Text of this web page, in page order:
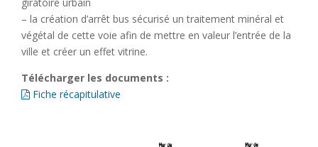
– la création d’arrêt bus sécurisé un traitement minéral et
végétal de cette voie afin de mettre en valeur l’entrée de la
ville et créer un effet vitrine.
Télécharger les documents :
Fiche récapitulative